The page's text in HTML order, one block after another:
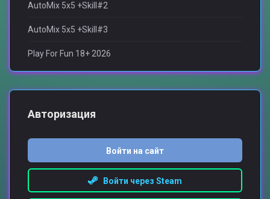
AutoMix 5x5 +Skill#2
AutoMix 5x5 +Skill#3
Play For Fun 18+ 2026
Авторизация
Войти на сайт
Войти через Steam